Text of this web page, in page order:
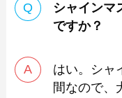
シャインマ
ですか？
はい。シャ
間なので、